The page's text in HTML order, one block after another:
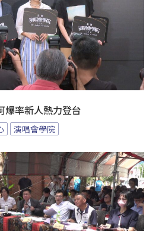
爆率新人熱力登台
演唱會學院